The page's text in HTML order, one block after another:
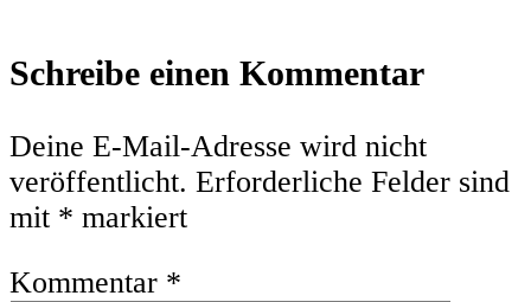
Leser-
Interaktionen
Schreibe einen Kommentar
Deine E-Mail-Adresse wird nicht
veröffentlicht. Erforderliche Felder sind
mit * markiert
Kommentar *